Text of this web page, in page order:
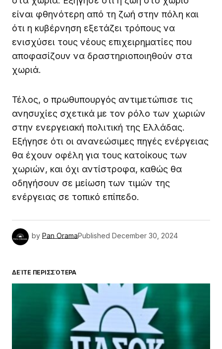
είναι φθηνότερη από τη ζωή στην πόλη και
ότι η κυβέρνηση εξετάζει τρόπους να
ενισχύσει τους νέους επιχειρηματίες που
αποφασίζουν να δραστηριοποιηθούν στα
χωριά.
Τέλος, ο πρωθυπουργός αντιμετώπισε τις
ανησυχίες σχετικά με τον ρόλο των χωριών
στην ενεργειακή πολιτική της Ελλάδας.
Εξήγησε ότι οι ανανεώσιμες πηγές ενέργειας
θα έχουν οφέλη για τους κατοίκους των
χωριών, και όχι αντίστροφα, καθώς θα
οδηγήσουν σε μείωση των τιμών της
ενέργειας σε τοπικό επίπεδο.
by Pan OramaPublished December 30, 2024
ΔΕΊΤΕ ΠΕΡΙΣΣΌΤΕΡΑ